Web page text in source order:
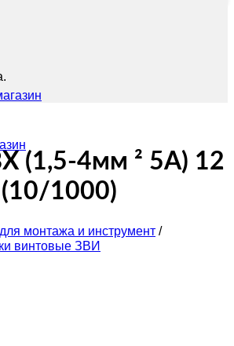
(1,5-4мм ² 5А) 12
1000)
монтажа и инструмент /
винтовые ЗВИ